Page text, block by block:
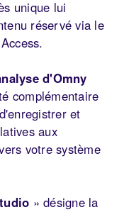
unique lui
réservé via le
d'Omny
complémentaire
et
aux
votre système
» désigne la